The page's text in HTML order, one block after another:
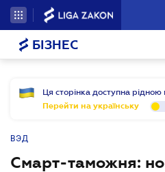
БІЗНЕС
Ця сторінка доступна
Перейти на українську
ВЭД
Смарт-таможня: